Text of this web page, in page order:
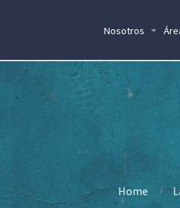
Nosotros
Home